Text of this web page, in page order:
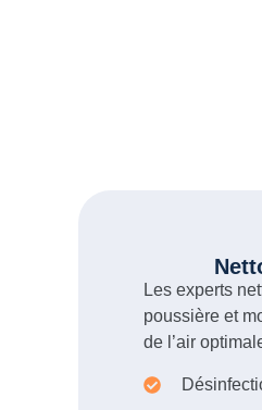
Les experts
poussière et
de l’air